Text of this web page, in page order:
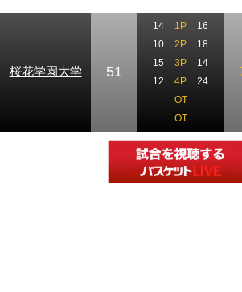
桜花学園大学 51
14 1P
16
10
2P
18
15
3P
14
12
4P
24
OT
OT